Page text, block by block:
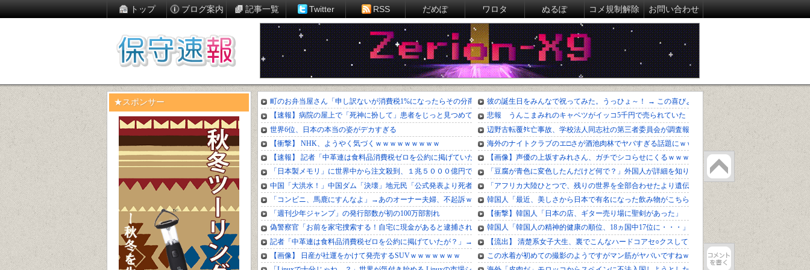
トップ ブログ案内 記事一覧 Twitter RSS だめぽ ワロタ ぬるぽ コメ規制解除 お問い合わせ
★スポンサー